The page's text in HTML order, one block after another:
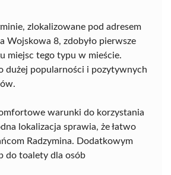
zlokalizowane pod adresem
Wojskowa 8, zdobyło pierwsze
miejsc tego typu w mieście.
dużej popularności i pozytywnych
warunki do korzystania
lokalizacja sprawia, że łatwo
Radzymina. Dodatkowym
do toalety dla osób